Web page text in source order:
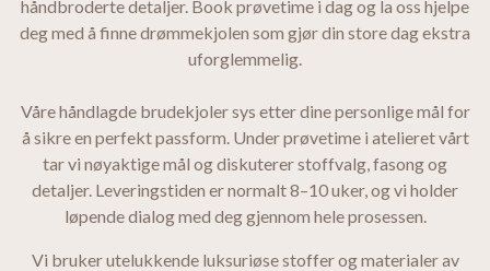
håndbroderte detaljer. Book prøvetime i dag og la oss hjelpe
deg med å finne drømmekjolen som gjør din store dag ekstra
uforglemmelig.
Våre håndlagde brudekjoler sys etter dine personlige mål for
å sikre en perfekt passform. Under prøvetime i atelieret vårt
tar vi nøyaktige mål og diskuterer stoffvalg, fasong og
detaljer. Leveringstiden er normalt 8–10 uker, og vi holder
løpende dialog med deg gjennom hele prosessen.
Vi bruker utelukkende luksuriøse stoffer og materialer av